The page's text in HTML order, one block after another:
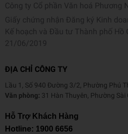
Công ty Cổ phần Văn hoá Phương
Giấy chứng nhận Đăng ký Kinh
Kế hoạch và Đầu tư Thành phố Hồ
21/06/2019
ĐỊA CHỈ CÔNG TY
Lầu 1, Số 940 Đường 3/2, Phường Phú
Văn phòng: 31 Hàn Thuyên, Phường Sài
Hỗ Trợ Khách Hàng
Hotline: 1900 6656